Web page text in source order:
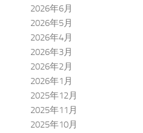
2026年6月
2026年5月
2026年4月
2026年3月
2026年2月
2026年1月
2025年12月
2025年11月
2025年10月